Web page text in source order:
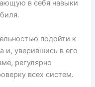
в себя навыки
подойти к
и, уверившись в его
регулярно
всех систем.